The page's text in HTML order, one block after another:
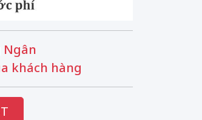
Ngân
khách hàng